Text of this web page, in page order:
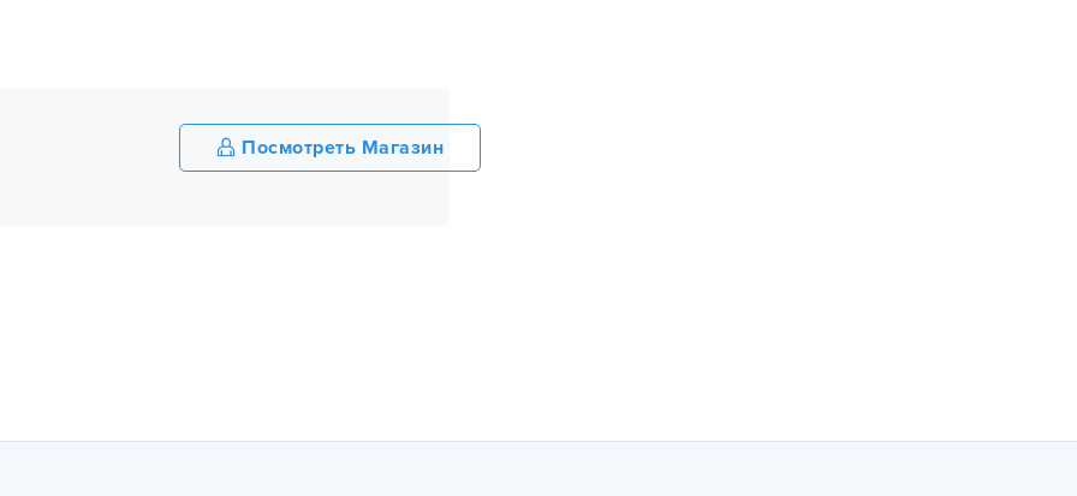
Посмотреть Магазин